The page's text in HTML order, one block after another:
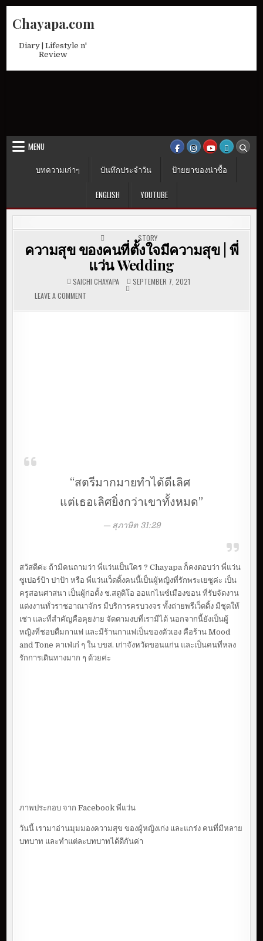
Chayapa.com
Diary | Lifestyle n'
Review
MENU
บทความเก่าๆ
บันทึกประจำวัน ป้ายยาของน่าซื้อ
ENGLISH YOUTUBE
POSTED INSTORY
ความสุข ของคนที่ตั้งใจมีความสุข | พี่
แว่น Wedding
SAICHI CHAYAPA
SEPTEMBER 7, 2021
LEAVE A COMMENT
“สตรีมากมายทำได้ดีเลิศ
แต่เธอเลิศยิ่งกว่าเขาทั้งหมด”
สุภาษิต 31:29
สวัสดีค่ะ ถ้ามีคนถามว่า พี่แว่นเป็นใคร ? Chayapa ก็คงตอบว่า พี่แว่น
ซูเปอร์ป้า ปาป้า หรือ พี่แว่นเว็ดดิ้งคนนี้เป็นผู้หญิงที่รักพระเยซูค่ะ เป็น
ครูสอนศาสนา เป็นผู้ก่อตั้ง ช.สตูดิโอ ออแกไนซ์เมืองขอน ที่รับจัดงาน
แต่งงานทั่วราชอาณาจักร มีบริการครบวงจร ทั้งถ่ายพรีเว็ดดิ้ง มีชุดให้
เช่า และที่สำคัญคือคุยง่าย จัดตามงบที่เรามีได้ นอกจากนี้ยังเป็นผู้
หญิงที่ชอบดื่มกาแฟ และมีร้านกาแฟเป็นของตัวเอง คือร้าน Mood
and Tone คาเฟ่เก๋ ๆ ใน บขส. เก่าจังหวัดขอนแก่น และเป็นคนที่หลง
รักการเดินทางมาก ๆ ด้วยค่ะ
ภาพประกอบ จาก Facebook พี่แว่น
วันนี้ เรามาอ่านมุมมองความสุข ของผู้หญิงเก่ง และแกร่ง คนที่มีหลาย
บทบาท และทำแต่ละบทบาทได้ดีกันค่า